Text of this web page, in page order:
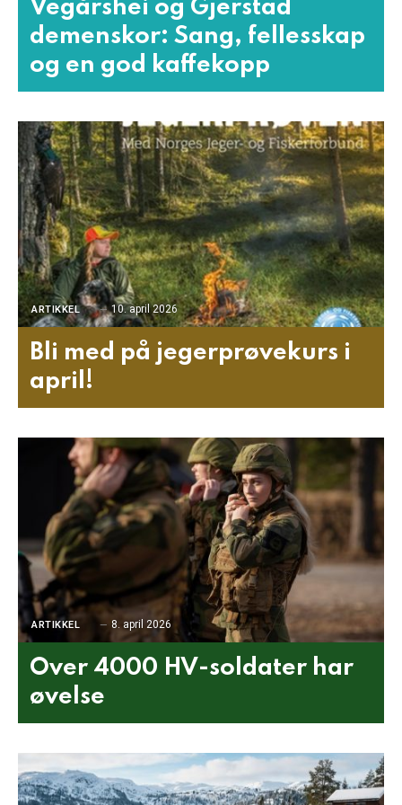
Vegårshei og Gjerstad
demenskor: Sang, fellesskap
og en god kaffekopp
ARTIKKEL 10. april 2026
Bli med på jegerprøvekurs i
april!
ARTIKKEL 8. april 2026
Over 4000 HV-soldater har
øvelse